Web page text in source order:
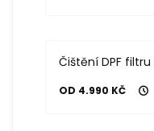
Čištění DPF filtru
OD 4.990 KČ